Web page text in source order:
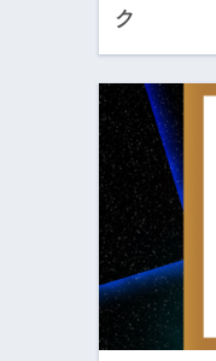
ク